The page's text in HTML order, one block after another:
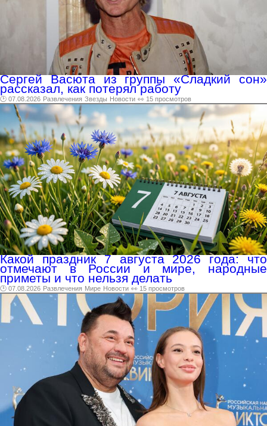
Сергей Васюта из группы «Сладкий сон»
рассказал, как потерял работу
🕑 07.08.2026 Развлечения Звезды Новости 👀 15 просмотров
Какой праздник 7 августа 2026 года: что
отмечают в России и мире, народные
приметы и что нельзя делать
🕑 07.08.2026 Развлечения Мире Новости 👀 15 просмотров